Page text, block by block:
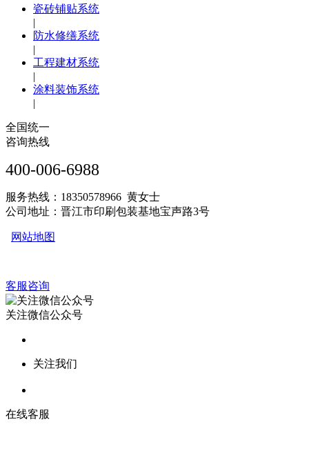
瓷砖铺贴系统
|
防水修缮系统
|
工程建材系统
|
涂料装饰系统
|
全国统一
咨询热线
400-006-6988
服务热线：18350578966 黄女士
公司地址：晋江市印刷包装基地宝声路3号
网站地图
客服咨询
关注微信公众号
关注我们
在线客服